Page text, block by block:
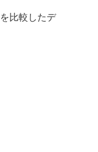
比較したデ